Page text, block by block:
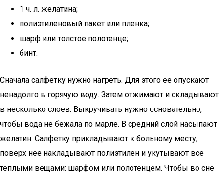
1 ч. л. желатина;
полиэтиленовый пакет или пленка;
шарф или толстое полотенце;
бинт.
Сначала салфетку нужно нагреть. Для этого ее опускают
ненадолго в горячую воду. Затем отжимают и складывают
в несколько слоев. Выкручивать нужно основательно,
чтобы вода не бежала по марле. В средний слой насыпают
желатин. Салфетку прикладывают к больному месту,
поверх нее накладывают полиэтилен и укутывают все
теплыми вещами: шарфом или полотенцем. Чтобы во сне